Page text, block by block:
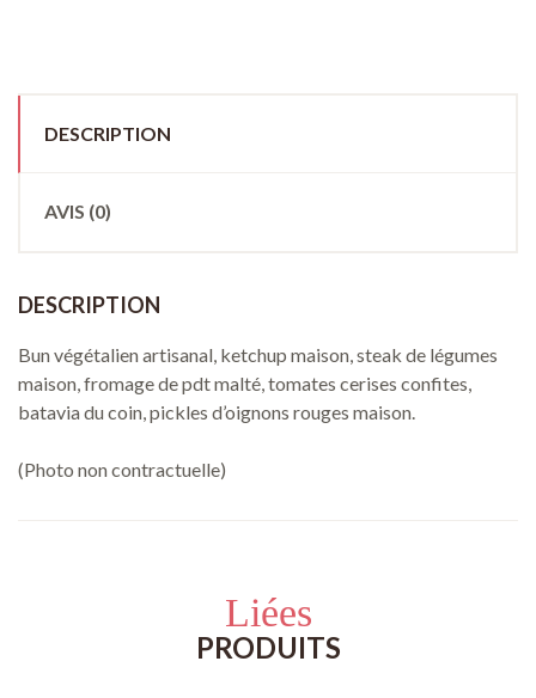
DESCRIPTION
AVIS (0)
DESCRIPTION
Bun végétalien artisanal, ketchup maison, steak de légumes
maison, fromage de pdt malté, tomates cerises confites,
batavia du coin, pickles d’oignons rouges maison.
(Photo non contractuelle)
Liées
PRODUITS